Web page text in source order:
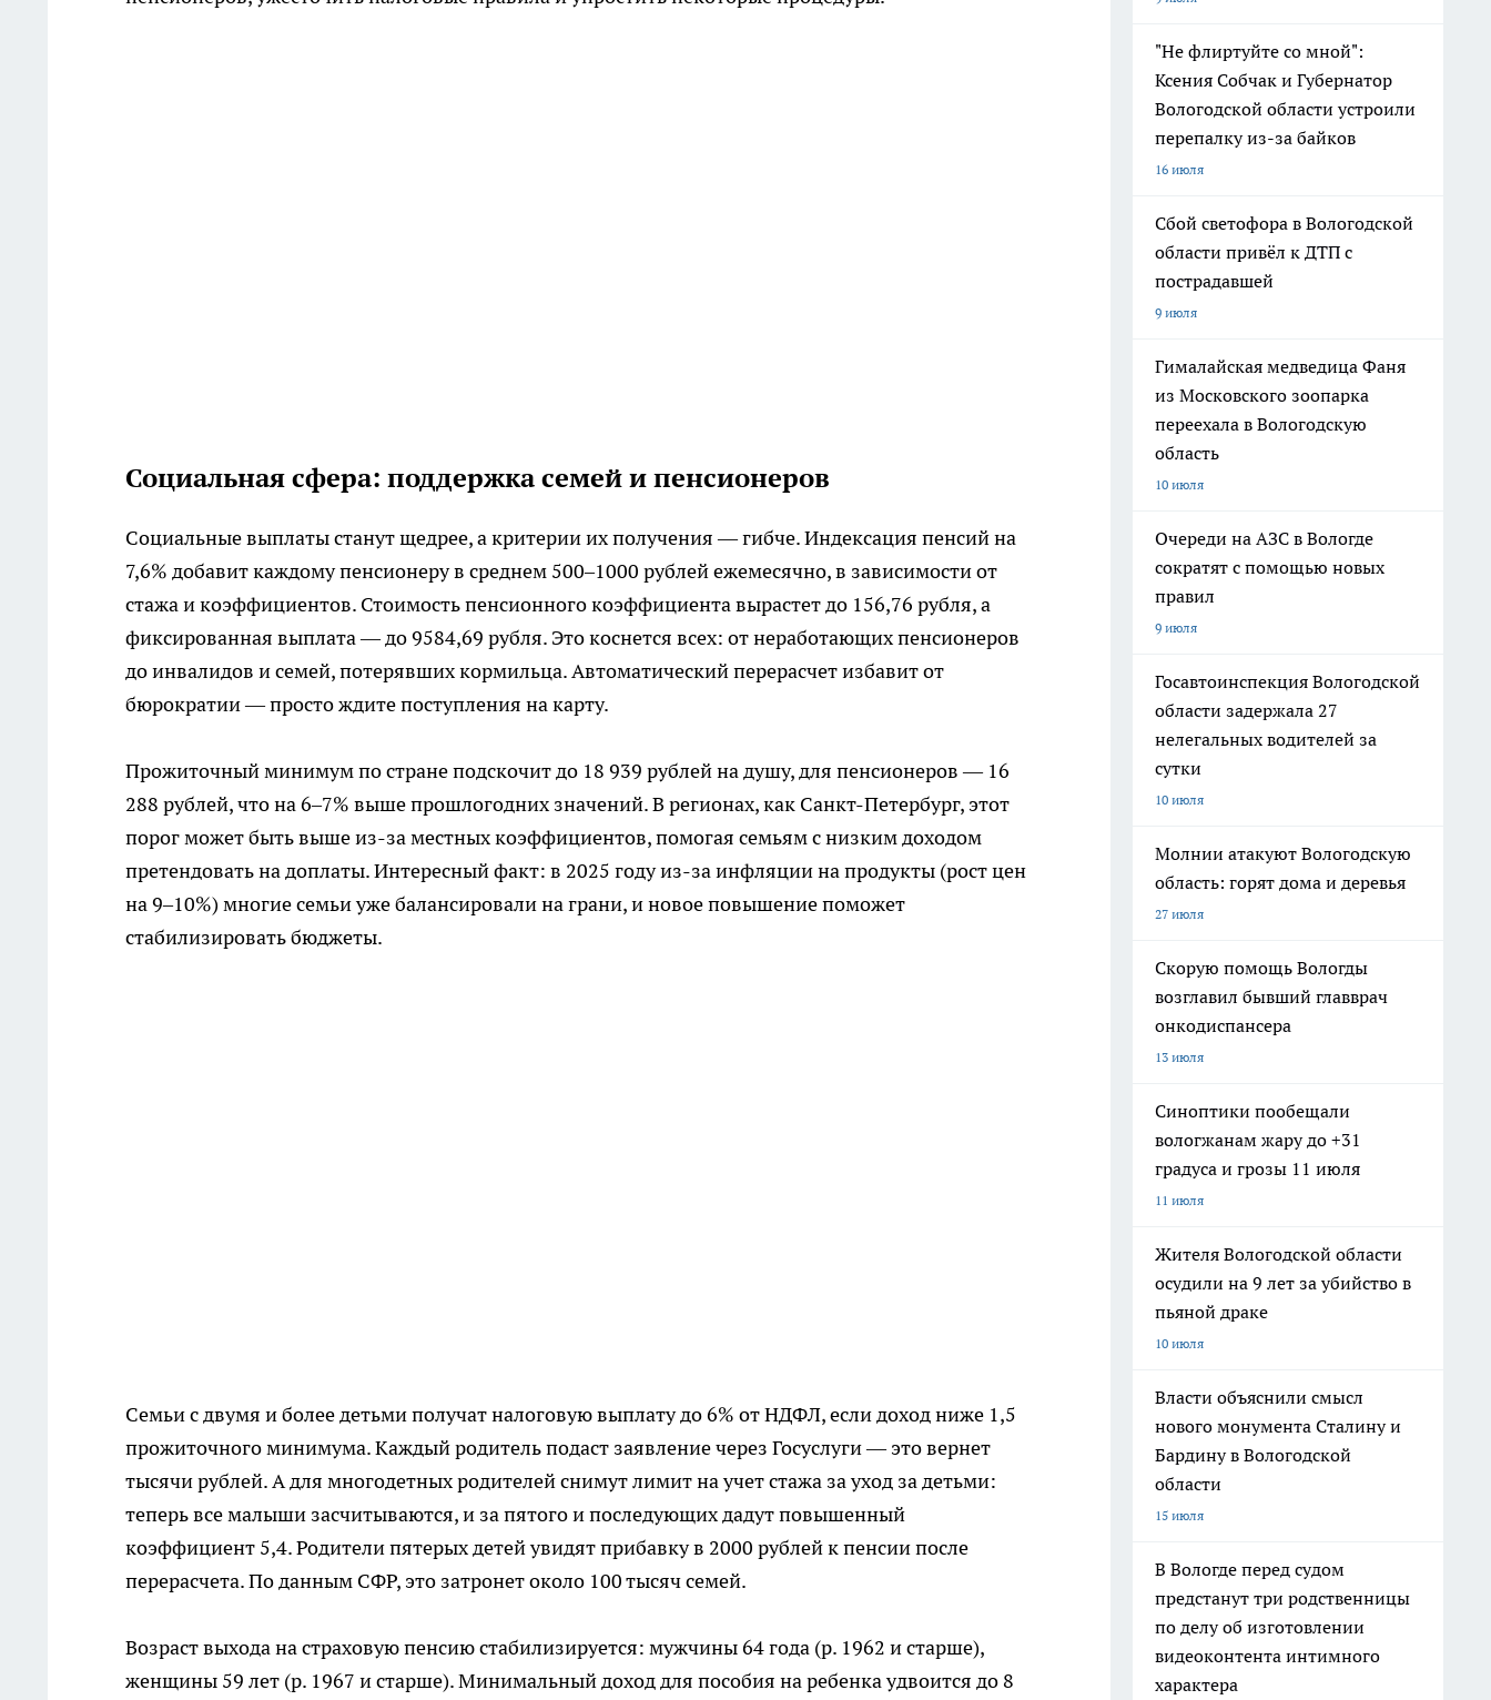
Социальная сфера: поддержка семей и пенсионеров
Социальные выплаты станут щедрее, а критерии их получения — гибче. Индексация пенсий на
7,6% добавит каждому пенсионеру в среднем 500–1000 рублей ежемесячно, в зависимости от
стажа и коэффициентов. Стоимость пенсионного коэффициента вырастет до 156,76 рубля, а
фиксированная выплата — до 9584,69 рубля. Это коснется всех: от неработающих пенсионеров
до инвалидов и семей, потерявших кормильца. Автоматический перерасчет избавит от
бюрократии — просто ждите поступления на карту.
Прожиточный минимум по стране подскочит до 18 939 рублей на душу, для пенсионеров — 16
288 рублей, что на 6–7% выше прошлогодних значений. В регионах, как Санкт-Петербург, этот
порог может быть выше из-за местных коэффициентов, помогая семьям с низким доходом
претендовать на доплаты. Интересный факт: в 2025 году из-за инфляции на продукты (рост цен
на 9–10%) многие семьи уже балансировали на грани, и новое повышение поможет
стабилизировать бюджеты.
Семьи с двумя и более детьми получат налоговую выплату до 6% от НДФЛ, если доход ниже 1,5
прожиточного минимума. Каждый родитель подаст заявление через Госуслуги — это вернет
тысячи рублей. А для многодетных родителей снимут лимит на учет стажа за уход за детьми:
теперь все малыши засчитываются, и за пятого и последующих дадут повышенный
коэффициент 5,4. Родители пятерых детей увидят прибавку в 2000 рублей к пенсии после
перерасчета. По данным СФР, это затронет около 100 тысяч семей.
Возраст выхода на страховую пенсию стабилизируется: мужчины 64 года (р. 1962 и старше),
женщины 59 лет (р. 1967 и старше). Минимальный доход для пособия на ребенка удвоится до 8
"Не флиртуйте со мной":
Ксения Собчак и Губернатор
Вологодской области устроили
перепалку из-за байков
16 июля
Сбой светофора в Вологодской
области привёл к ДТП с
пострадавшей
9 июля
Гималайская медведица Фаня
из Московского зоопарка
переехала в Вологодскую
область
10 июля
Очереди на АЗС в Вологде
сократят с помощью новых
правил
9 июля
Госавтоинспекция Вологодской
области задержала 27
нелегальных водителей за
сутки
10 июля
Молнии атакуют Вологодскую
область: горят дома и деревья
27 июля
Скорую помощь Вологды
возглавил бывший главврач
онкодиспансера
13 июля
Синоптики пообещали
вологжанам жару до +31
градуса и грозы 11 июля
11 июля
Жителя Вологодской области
осудили на 9 лет за убийство в
пьяной драке
10 июля
Власти объяснили смысл
нового монумента Сталину и
Бардину в Вологодской
области
15 июля
В Вологде перед судом
предстанут три родственницы
по делу об изготовлении
видеоконтента интимного
характера